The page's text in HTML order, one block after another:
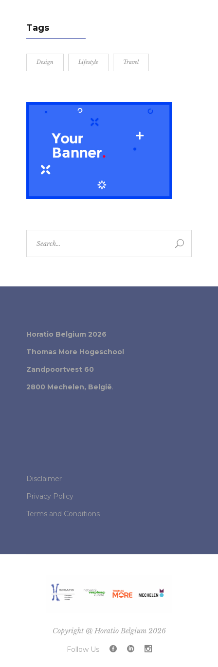
Tags
Design Lifestyle Travel
Horatio Belgium 2026
Thomas More Hogeschool
Zandpoortvest 60
2800 Mechelen, België.
Disclaimer
Privacy Policy
Terms and Conditions
Copyright @ Horatio Belgium 2026
Follow Us